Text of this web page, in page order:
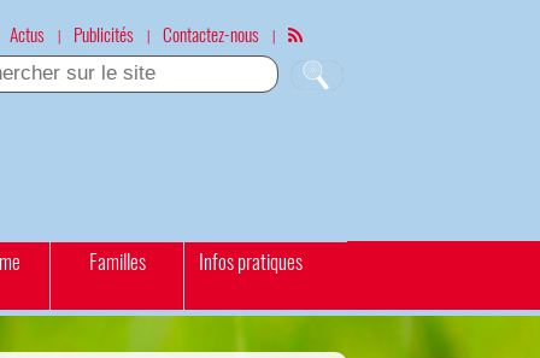
Actus | Publicités | Contactez-nous |
Familles Infos pratiques